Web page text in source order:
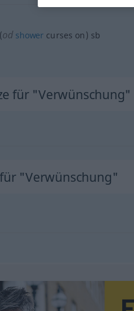
od shower curses on) sb
für "Verwünschung"
"Verwünschung"